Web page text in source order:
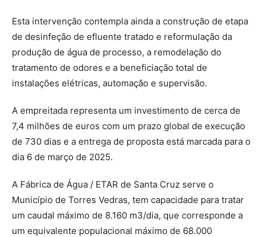
Esta intervenção contempla ainda a construção de etapa
de desinfeção de efluente tratado e reformulação da
produção de água de processo, a remodelação do
tratamento de odores e a beneficiação total de
instalações elétricas, automação e supervisão.
A empreitada representa um investimento de cerca de
7,4 milhões de euros com um prazo global de execução
de 730 dias e a entrega de proposta está marcada para o
dia 6 de março de 2025.
A Fábrica de Água / ETAR de Santa Cruz serve o
Município de Torres Vedras, tem capacidade para tratar
um caudal máximo de 8.160 m3/dia, que corresponde a
um equivalente populacional máximo de 68.000